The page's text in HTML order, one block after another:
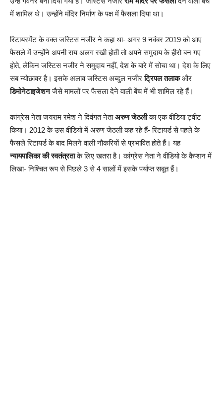
में शामिल थे। उन्होंने मंदिर निर्माण के पक्ष में फैसला दिया था।
रिटायरमेंट के वक्त जस्टिस नजीर ने कहा था- अगर 9 नवंबर 2019 को आए
फैसले में उन्होंने अपनी राय अलग रखी होती तो अपने समुदाय के हीरो बन गए
होते, लेकिन जस्टिस नजीर ने समुदाय नहीं, देश के बारे में सोचा था। देश के लिए
सब न्योछावर है। इसके अलाव जस्टिस अब्दुल नजीरट्रिपल तलाकऔर
डिमोनेटाइजेशनजैसे मामलों पर फैसला देने वाली बेंच में भी शामिल रहे हैं।
कांग्रेस नेता जयराम रमेश ने दिवंगत नेताअरुण जेठलीका एक वीडिया ट्वीट
किया। 2012 के उस वीडियो में अरुण जेठली कह रहे हैं- रिटायर्ड से पहले के
फैसले रिटायर्ड के बाद मिलने वाली नौकरियों से प्रभावित होते हैं। यह
न्यायपालिका की स्वतंत्रताके लिए खतरा है। कांग्रेस नेता ने वीडियो के कैप्शन में
लिखा- निश्चित रूप से पिछले 3 से 4 सालों में इसके पर्याप्त सबूत हैं।